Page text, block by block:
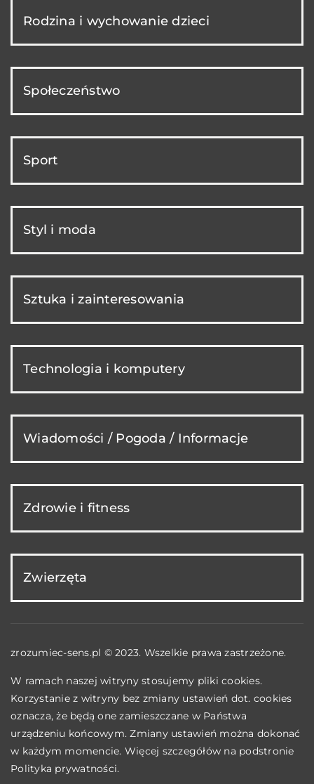
Rodzina i wychowanie dzieci
Społeczeństwo
Sport
Styl i moda
Sztuka i zainteresowania
Technologia i komputery
Wiadomości / Pogoda / Informacje
Zdrowie i fitness
Zwierzęta
zrozumiec-sens.pl © 2023. Wszelkie prawa zastrzeżone.
W ramach naszej witryny stosujemy pliki cookies.
Korzystanie z witryny bez zmiany ustawień dot. cookies
oznacza, że będą one zamieszczane w Państwa
urządzeniu końcowym. Zmiany ustawień można dokonać
w każdym momencie. Więcej szczegółów na podstronie
Polityka prywatności.